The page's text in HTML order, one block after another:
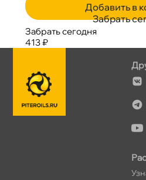
Добавить в
Забрать
Забрать сегодня
413 ₽